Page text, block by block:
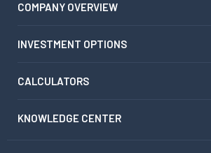
COMPANY OVERVIEW
INVESTMENT OPTIONS
CALCULATORS
KNOWLEDGE CENTER